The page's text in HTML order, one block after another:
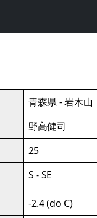
青森県 - 岩木山
野高健司
25
S - SE
-2.4 (do C)